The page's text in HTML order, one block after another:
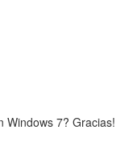
Windows 7? Gracias!